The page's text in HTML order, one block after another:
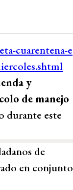
y
de manejo
durante este
de
en conjunto